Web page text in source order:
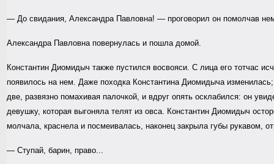
— До свидания, Александра Павловна! — проговорил он помолчав
Александра Павловна повернулась и пошла домой.
Константин Диомидыч также пустился восвояси. С лица его тотчас
появилось на нем. Даже походка Константина Диомидыча
две, развязно помахивая палочкой, и вдруг опять осклабился: он
девушку, которая выгоняла телят из овса. Константин Диомидыч
молчала, краснела и посмеивалась, наконец закрыла губы рукавом,
— Ступай, барин, право...